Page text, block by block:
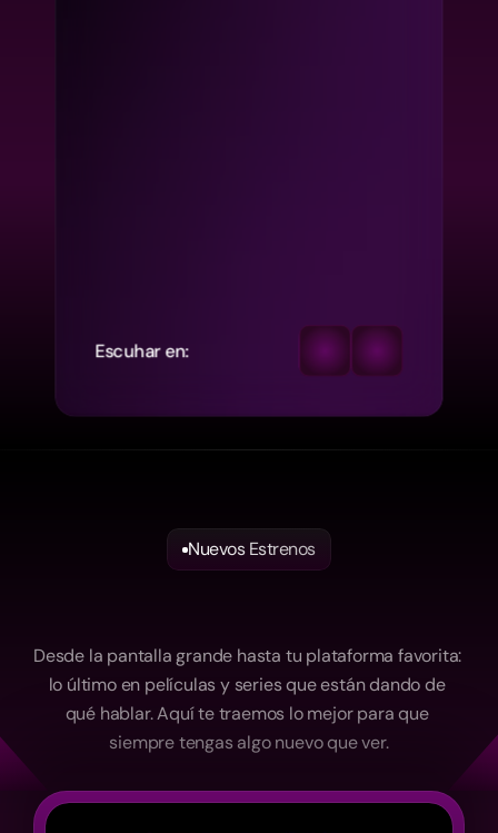
Escuhar en:
Nuevos Estrenos
puedes perder
Desde la pantalla grande hasta tu plataforma favorita:
lo último en películas y series que están dando de
qué hablar. Aquí te traemos lo mejor para que
siempre tengas algo nuevo que ver.